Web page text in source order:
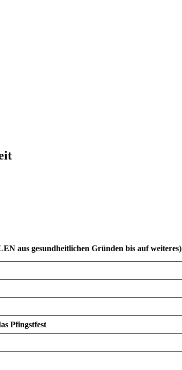
aus gesundheitlichen Gründen bis auf weiteres)
Pfingstfest